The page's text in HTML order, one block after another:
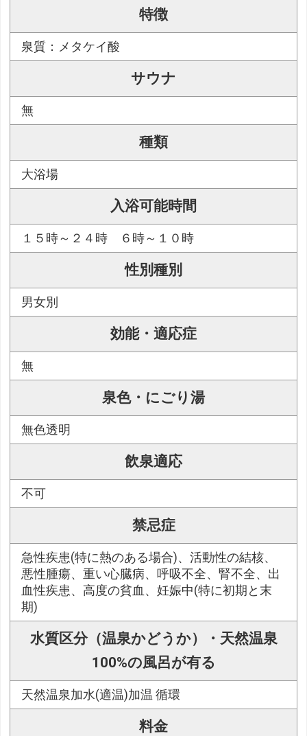
特徴
泉質：メタケイ酸
サウナ
無
種類
大浴場
入浴可能時間
１５時～２４時 ６時～１０時
性別種別
男女別
効能・適応症
無
泉色・にごり湯
無色透明
飲泉適応
不可
禁忌症
急性疾患(特に熱のある場合)、活動性の結核、
悪性腫瘍、重い心臓病、呼吸不全、腎不全、出
血性疾患、高度の貧血、妊娠中(特に初期と末
期)
水質区分（温泉かどうか）・天然温泉
100%の風呂が有る
天然温泉加水(適温)加温 循環
料金